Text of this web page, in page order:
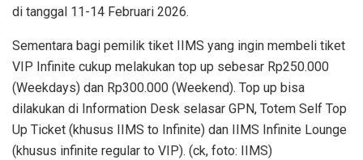
di tanggal 11-14 Februari 2026.
Sementara bagi pemilik tiket IIMS yang ingin membeli tiket
VIP Infinite cukup melakukan top up sebesar Rp250.000
(Weekdays) dan Rp300.000 (Weekend). Top up bisa
dilakukan di Information Desk selasar GPN, Totem Self Top
Up Ticket (khusus IIMS to Infinite) dan IIMS Infinite Lounge
(khusus infinite regular to VIP). (ck, foto: IIMS)